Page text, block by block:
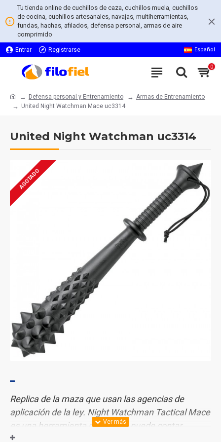
Tu tienda online de cuchillos de caza, cuchillos muela, cuchillos
de cocina, cuchillos artesanales, navajas, multiherramientas,
fundas, hachas, afilados, defensa personal, armas de aire
comprimido
Entrar Registrarse Español
0
Defensa personal y Entrenamiento
Armas de Entrenamiento
United Night Watchman Mace uc3314
United Night Watchman uc3314
AGOTADO
Replica de la maza que usan las agencias de
aplicación de la ley. Night Watchman Tactical Mace
es una herramienta con la que puede contar
cuando se enfrenta a las situaciones más difíciles.